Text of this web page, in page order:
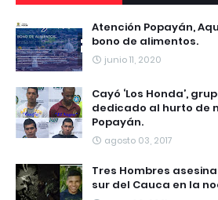
Atención Popayán,
bono de alimentos.
junio 11, 2020
Cayó ‘Los Honda’,
dedicado al hurto de
Popayán.
agosto 03, 2017
Tres Hombres
sur del Cauca en la